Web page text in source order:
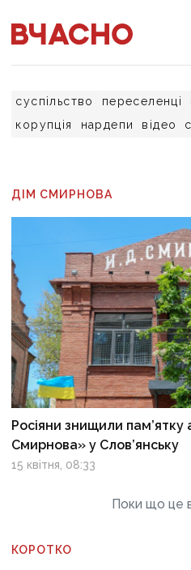
суспільство переселенці
корупція
нардепи відео
ДІМ СМИРНОВА
Росіяни знищили пам’ятку
Смирнова» у Слов’янську
15 квітня, 08:33
Поки що це
КОРОТКО